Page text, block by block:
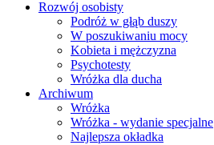
Rozwój osobisty
Podróż w głąb duszy
W poszukiwaniu mocy
Kobieta i mężczyzna
Psychotesty
Wróżka dla ducha
Archiwum
Wróżka
Wróżka - wydanie specjalne
Najlepsza okładka